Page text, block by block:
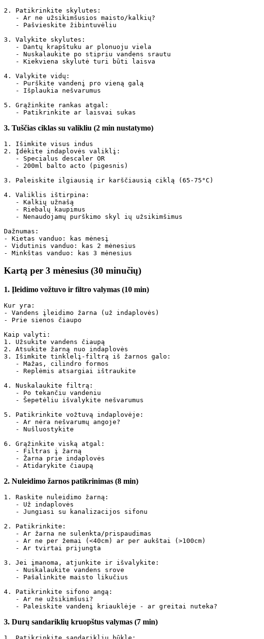
2. Patikrinkite skylutes:
   - Ar ne užsikimšusios maisto/kalkių?
   - Pašvieskite žibintuvėliu
3. Valykite skylutes:
   - Dantų krapštuku ar plonuoju viela
   - Nuskalaukite po stipriu vandens srautu
   - Kiekviena skylutė turi būti laisva
4. Valykite vidų:
   - Purškite vandenį pro vieną galą
   - Išplaukia nešvarumus
5. Grąžinkite rankas atgal:
3. Tuščias ciklas su valikliu (2 min nustatymo)
1. Išimkite visus indus
2. Įdėkite indaplovės valiklį:
   - Specialus descaler OR
   - 200ml balto acto (pigesnis)
3. Paleiskite ilgiausią ir karščiausią ciklą (65-75°C)
4. Valiklis ištirpina:
   - Kalkių užnašą
   - Riebalų kaupimus
   - Nenaudojamų purškimo skyl ių užsikimšimus
Dažnumas:
- Kietas vanduo: kas mėnesį
- Vidutinis vanduo: kas 2 mėnesius
Kartą per 3 mėnesius (30 minučių)
1. Įleidimo vožtuvo ir filtro valymas (10 min)
Kur yra:
- Vandens įleidimo žarna (už indaplovės)
- Prie sienos čiaupo
Kaip valyti:
1. Užsukite vandens čiaupą
2. Atsukite žarną nuo indaplovės
3. Išimkite tinklelį-filtrą iš žarnos galo:
   - Mažas, cilindro formos
   - Replėmis atsargiai ištraukite
4. Nuskalaukite filtrą:
   - Po tekančiu vandeniu
   - Šepetėliu išvalykite nešvarumus
5. Patikrinkite vožtuvą indaplovėje:
   - Ar nėra nešvarumų angoje?
   - Nušluostykite
6. Grąžinkite viską atgal:
   - Filtras į žarną
   - Žarna prie indaplovės
2. Nuleidimo žarnos patikrinimas (8 min)
1. Raskite nuleidimo žarną:
   - Už indaplovės
   - Jungiasi su kanalizacijos sifonu
2. Patikrinkite:
   - Ar žarna ne sulenkta/prispaudimas
   - Ar ne per žemai (<40cm) ar per aukštai (>100cm)
   - Ar tvirtai prijungta
3. Jei įmanoma, atjunkite ir išvalykite:
   - Nuskalaukite vandens srove
   - Pašalinkite maisto likučius
4. Patikrinkite sifono angą:
   - Ar ne užsikimšusi?
3. Durų sandariklių kruopštus valymas (7 min)